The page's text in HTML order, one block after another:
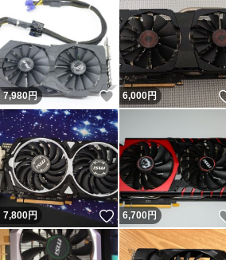
7,980円 いいね！
6,000円
7,800円 いいね！
6,700円